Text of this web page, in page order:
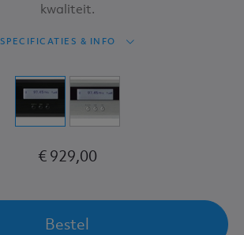
kwaliteit.
SPECIFICATIES & INFO
€ 929,00
Bestel